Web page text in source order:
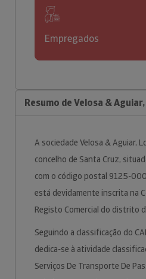
Empregados
Resumo de Velosa &
A sociedade Velosa & Aguiar,
concelho de Santa Cruz,
com o código postal 9125-
está devidamente inscrita na
Registo Comercial do distrito
Seguindo a classificação do
dedica-se à atividade
Serviços De Transporte De